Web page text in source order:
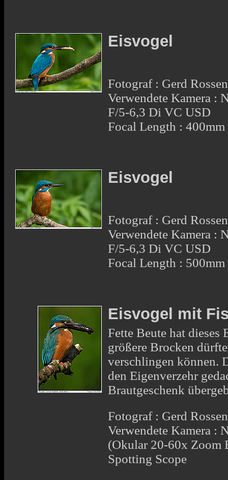
Eisvogel
Fotograf : Gerd Rossen
Verwendete Kamera :
F/5-6,3 Di VC USD
Focal Length : 400mm
Eisvogel
Fotograf : Gerd Rossen
Verwendete Kamera :
F/5-6,3 Di VC USD
Focal Length : 500mm
Eisvogel mit
Fette Beute hat
größere Brocken
verschlingen können.
den Eigenverzehr
Brautgeschenk
Fotograf : Gerd Rossen
Verwendete Kamera :
(Okular 20-60x Zoom
Spotting Scope